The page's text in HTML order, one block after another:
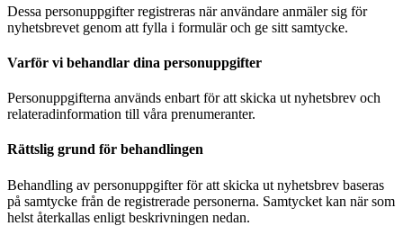
Dessa personuppgifter registreras när användare anmäler sig för
nyhetsbrevet genom att fylla i formulär och ge sitt samtycke.
Varför vi behandlar dina personuppgifter
Personuppgifterna används enbart för att skicka ut nyhetsbrev och
relateradinformation till våra prenumeranter.
Rättslig grund för behandlingen
Behandling av personuppgifter för att skicka ut nyhetsbrev baseras
på samtycke från de registrerade personerna. Samtycket kan när som
helst återkallas enligt beskrivningen nedan.